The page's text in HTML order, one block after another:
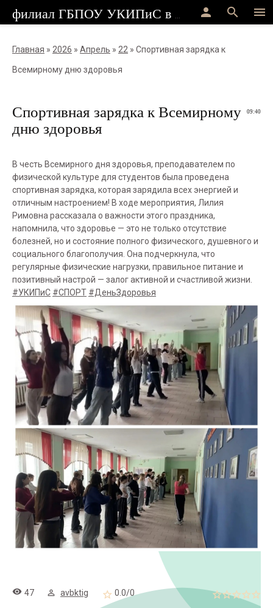
menu
search
person
Главная » 2026 » Апрель » 22 » Спортивная зарядка к
Всемирному дню здоровья
09:40
Спортивная зарядка к Всемирному
дню здоровья
В честь Всемирного дня здоровья, преподавателем по
физической культуре для студентов была проведена
спортивная зарядка, которая зарядила всех энергией и
отличным настроением! В ходе мероприятия, Лилия
Римовна рассказала о важности этого праздника,
напомнила, что здоровье — это не только отсутствие
болезней, но и состояние полного физического, душевного и
социального благополучия. Она подчеркнула, что
регулярные физические нагрузки, правильное питание и
позитивный настрой — залог активной и счастливой жизни.
#УКИПиС #СПОРТ #ДеньЗдоровья
47 avbktig 0.0/0